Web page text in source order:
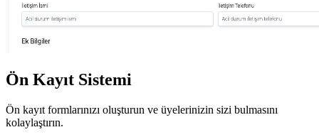
Ön Kayıt Sistemi
Ön kayıt formlarınızı oluşturun ve üyelerinizin sizi bulmasını
kolaylaştırın.